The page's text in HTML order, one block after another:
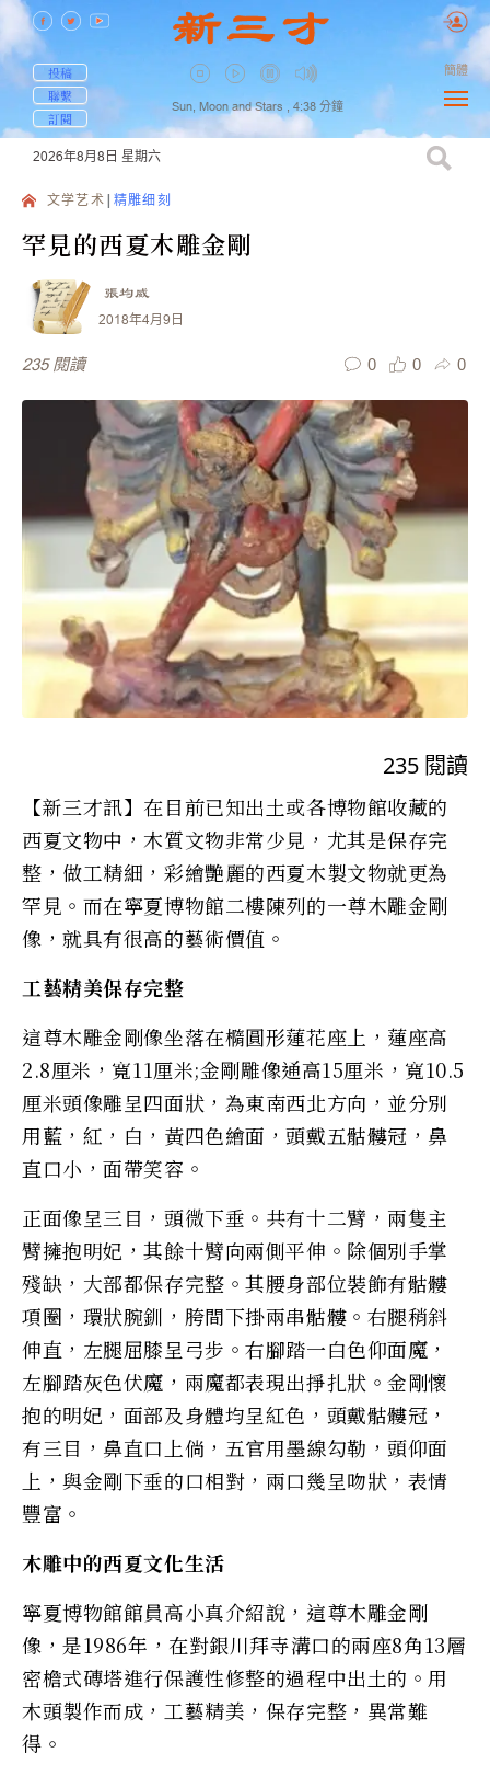
投稿
聯繫
訂閱
Sun, Moon and Stars , 4:38 分鐘
簡體
2026年8月8日 星期六
文学艺术 精雕细刻
罕見的西夏木雕金剛
張均威
2018年4月9日
235 閱讀 0 0 0
235 閱讀
【新三才訊】在目前已知出土或各博物館收藏的
西夏文物中，木質文物非常少見，尤其是保存完
整，做工精細，彩繪艷麗的西夏木製文物就更為
罕見。而在寧夏博物館二樓陳列的一尊木雕金剛
像，就具有很高的藝術價值。
工藝精美保存完整
這尊木雕金剛像坐落在橢圓形蓮花座上，蓮座高
2.8厘米，寬11厘米;金剛雕像通高15厘米，寬10.5
厘米頭像雕呈四面狀，為東南西北方向，並分別
用藍，紅，白，黃四色繪面，頭戴五骷髏冠，鼻
直口小，面帶笑容。
正面像呈三目，頭微下垂。共有十二臂，兩隻主
臂擁抱明妃，其餘十臂向兩側平伸。除個別手掌
殘缺，大部都保存完整。其腰身部位裝飾有骷髏
項圈，環狀腕釧，胯間下掛兩串骷髏。右腿稍斜
伸直，左腿屈膝呈弓步。右腳踏一白色仰面魔，
左腳踏灰色伏魔，兩魔都表現出掙扎狀。金剛懷
抱的明妃，面部及身體均呈紅色，頭戴骷髏冠，
有三目，鼻直口上倘，五官用墨線勾勒，頭仰面
上，與金剛下垂的口相對，兩口幾呈吻狀，表情
豐富。
木雕中的西夏文化生活
寧夏博物館館員高小真介紹說，這尊木雕金剛
像，是1986年，在對銀川拜寺溝口的兩座8角13層
密檐式磚塔進行保護性修整的過程中出土的。用
木頭製作而成，工藝精美，保存完整，異常難
得。